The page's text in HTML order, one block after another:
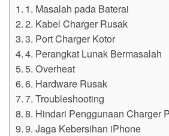
1. Masalah pada Baterai
2. Kabel Charger Rusak
3. Port Charger Kotor
4. Perangkat Lunak Bermasalah
5. Overheat
6. Hardware Rusak
7. Troubleshooting
8. Hindari Penggunaan Charger
9. Jaga Kebersihan iPhone